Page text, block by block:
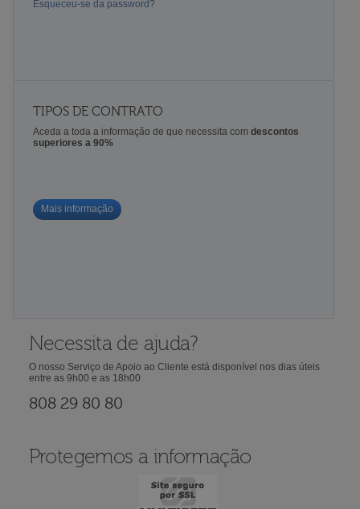
Esqueceu-se da password?
TIPOS DE CONTRATO
Aceda a toda a informação de que necessita com descontos
superiores a 90%
Mais informação
Necessita de ajuda?
O nosso Serviço de Apoio ao Cliente está disponível nos dias úteis
entre as 9h00 e as 18h00
808 29 80 80
Protegemos a informação